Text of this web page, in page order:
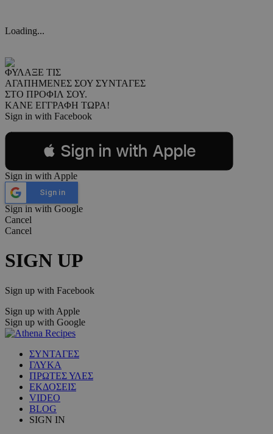
Loading...
ΦΥΛΑΞΕ ΤΙΣ
ΑΓΑΠΗΜΕΝΕΣ ΣΟΥ ΣΥΝΤΑΓΕΣ
ΣΤΟ ΠΡΟΦΙΛ ΣΟΥ.
ΚΑΝΕ ΕΓΓΡΑΦΗ ΤΩΡΑ!
Sign in with Facebook
 Sign in with Apple
Sign in with Apple
Sign in
Sign in with Google
Cancel
Cancel
SIGN UP
Sign up with Facebook
Sign up with Apple
Sign up with Google
ΣΥΝΤΑΓΕΣ
ΓΛΥΚΑ
ΠΡΩΤΕΣ ΥΛΕΣ
ΕΚΔΟΣΕΙΣ
VIDEO
BLOG
SIGN IN